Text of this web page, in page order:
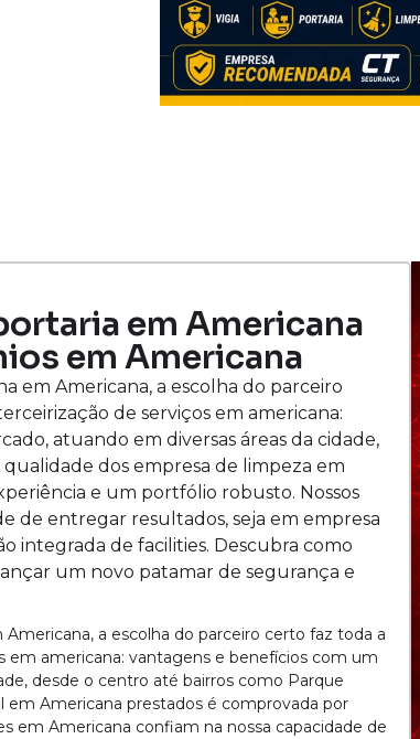
em Americana
em Americana
em Americana, a escolha do parceiro
de serviços em americana:
atuando em diversas áreas da cidade,
dos empresa de limpeza em
e um portfólio robusto. Nossos
de entregar resultados, seja em empresa
integrada de facilities. Descubra como
um novo patamar de segurança e
a escolha do parceiro certo faz toda a
em americana: vantagens e benefícios com um
desde o centro até bairros como Parque
em Americana prestados é comprovada por
em Americana confiam na nossa capacidade de